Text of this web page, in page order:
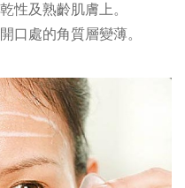
性及熟齡肌膚上。
口處的角質層變薄。